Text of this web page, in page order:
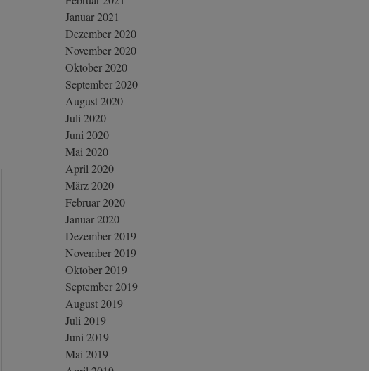
Januar 2021
Dezember 2020
November 2020
Oktober 2020
September 2020
August 2020
Juli 2020
Juni 2020
Mai 2020
April 2020
März 2020
Februar 2020
Januar 2020
Dezember 2019
November 2019
Oktober 2019
September 2019
August 2019
Juli 2019
Juni 2019
Mai 2019